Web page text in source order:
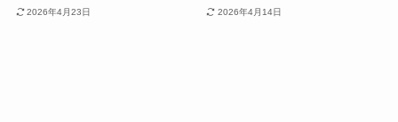
2026年4月23日 2026年4月14日